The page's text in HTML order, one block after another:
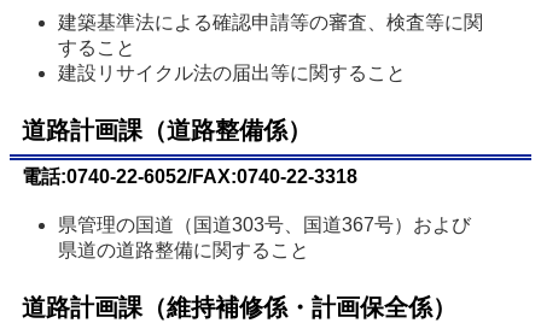
建築基準法による確認申請等の審査、検査等に関
すること
建設リサイクル法の届出等に関すること
道路計画課（道路整備係）
電話:0740-22-6052/FAX:0740-22-3318
県管理の国道（国道303号、国道367号）および
県道の道路整備に関すること
道路計画課（維持補修係・計画保全係）